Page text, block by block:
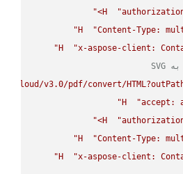
H
H
"Content-Type:
H
"x-aspose-client:
v3.0/pdf/convert/
H
"accept:
H
H
"Content-Type:
H "x-aspose-client: